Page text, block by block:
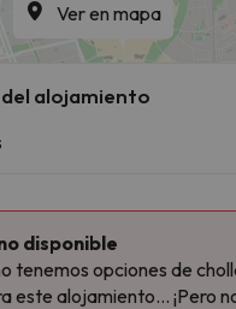
Ver en mapa
alojamiento
disponible
tenemos opciones de
este alojamiento... ¡Pero